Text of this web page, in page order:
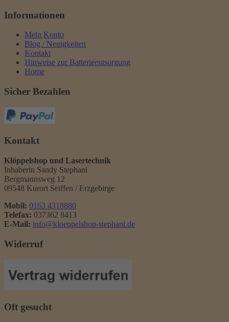
Informationen
Mein Konto
Blog / Neuigkeiten
Kontakt
Hinweise zur Batterieentsorgung
Home
Sicher Bezahlen
Kontakt
Klöppelshop und Lasertechnik
Inhaberin Sandy Stephani
Bergmannsweg 12
09548 Kurort Seiffen / Erzgebirge
Mobil: 0163 4318880
Telefax: 037362 8413
E-Mail: info@kloeppelshop-stephani.de
Widerruf
Oft gesucht